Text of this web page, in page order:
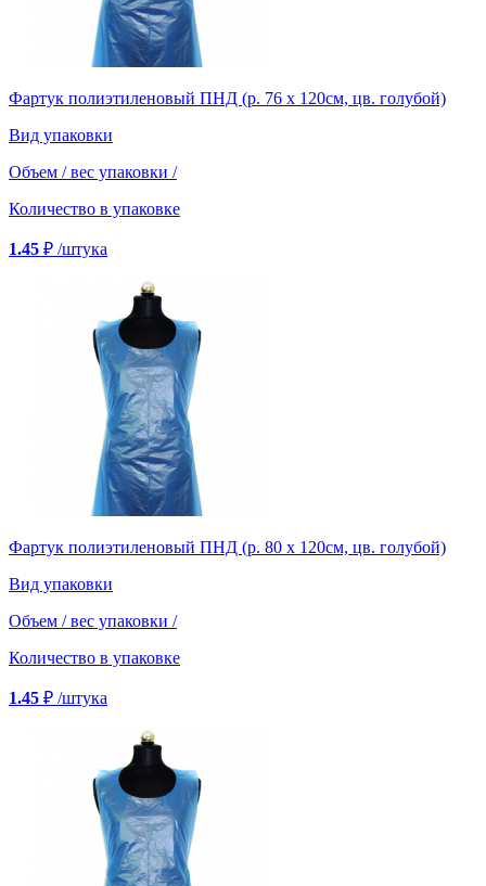
Фартук полиэтиленовый ПНД (р. 76 х 120см, цв. голубой)
Вид упаковки
Объем / вес упаковки /
Количество в упаковке
1.45 ₽ /штука
Фартук полиэтиленовый ПНД (р. 80 х 120см, цв. голубой)
Вид упаковки
Объем / вес упаковки /
Количество в упаковке
1.45 ₽ /штука